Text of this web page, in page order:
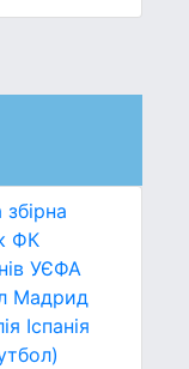
ФК
УЄФА
Мадрид
Іспанія